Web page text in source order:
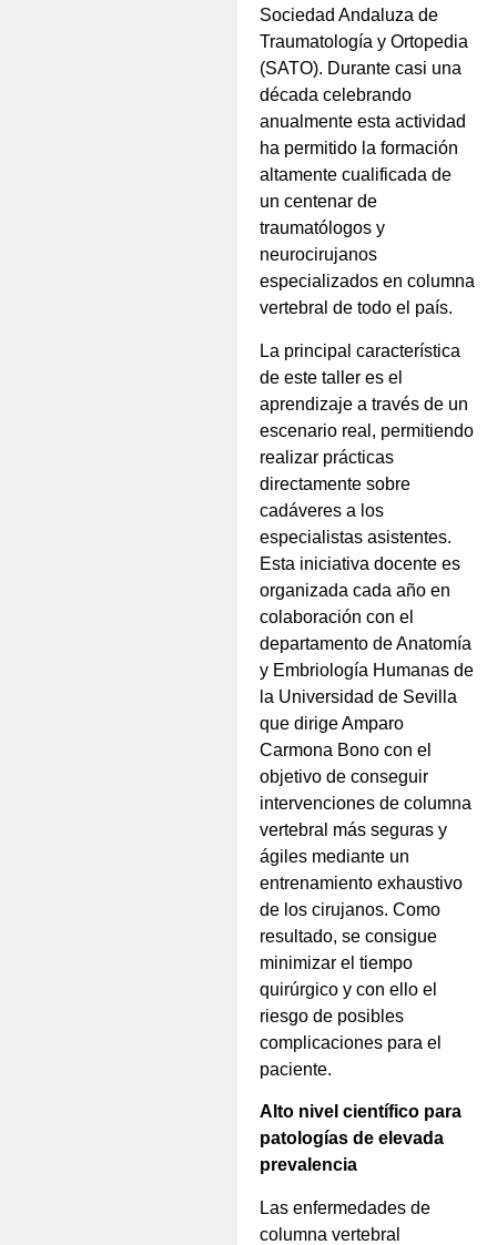
Sociedad Andaluza de
Traumatología y Ortopedia
(SATO). Durante casi una
década celebrando
anualmente esta actividad
ha permitido la formación
altamente cualificada de
un centenar de
traumatólogos y
neurocirujanos
especializados en columna
vertebral de todo el país.
La principal característica
de este taller es el
aprendizaje a través de un
escenario real, permitiendo
realizar prácticas
directamente sobre
cadáveres a los
especialistas asistentes.
Esta iniciativa docente es
organizada cada año en
colaboración con el
departamento de Anatomía
y Embriología Humanas de
la Universidad de Sevilla
que dirige Amparo
Carmona Bono con el
objetivo de conseguir
intervenciones de columna
vertebral más seguras y
ágiles mediante un
entrenamiento exhaustivo
de los cirujanos. Como
resultado, se consigue
minimizar el tiempo
quirúrgico y con ello el
riesgo de posibles
complicaciones para el
paciente.
Alto nivel científico para
patologías de elevada
prevalencia
Las enfermedades de
columna vertebral